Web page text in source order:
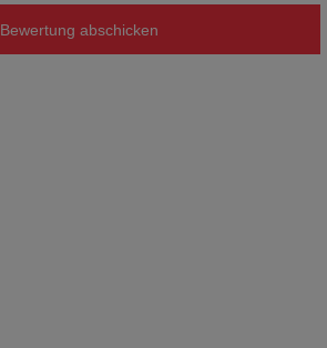
Bewertung abschicken